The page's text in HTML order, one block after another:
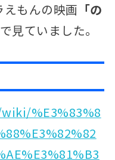
もんの映画 「の
見ていました。
%E3%83%8